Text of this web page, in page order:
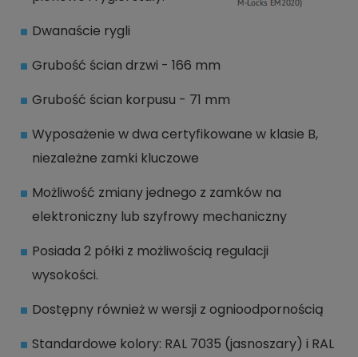
Dwanaście rygli
Grubość ścian drzwi - 166 mm
Grubość ścian korpusu - 71 mm
Wyposażenie w dwa certyfikowane w klasie B,
niezależne zamki kluczowe
Możliwość zmiany jednego z zamków na
elektroniczny lub szyfrowy mechaniczny
Posiada 2 półki z możliwością regulacji
wysokości.
Dostępny również w wersji z ognioodpornością
Standardowe kolory: RAL 7035 (jasnoszary) i RAL